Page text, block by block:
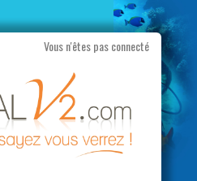
Vous n'êtes pas connecté